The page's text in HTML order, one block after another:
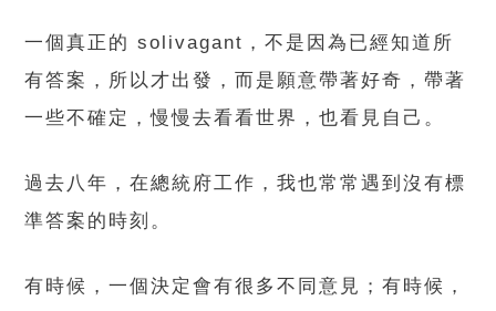
一個真正的 solivagant，不是因為已經知道所
有答案，所以才出發，而是願意帶著好奇，帶著
一些不確定，慢慢去看看世界，也看見自己。
過去八年，在總統府工作，我也常常遇到沒有標
準答案的時刻。
有時候，一個決定會有很多不同意見；有時候，